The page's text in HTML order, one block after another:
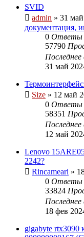
SVID
admin » 31
документация,
0 Ответы
57790
31 май
Size » 12 май
0 Ответы
58351
12 май
Lenovo
2242?
Rincameari »
0 Ответы
33824
18 фев
gigabyte rtx3090